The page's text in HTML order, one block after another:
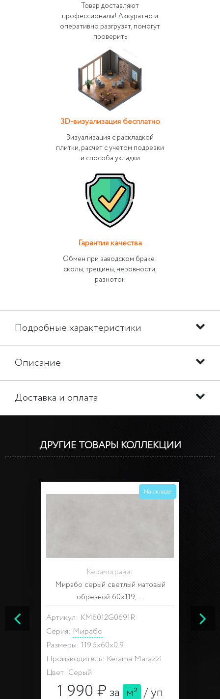
Товар доставляют
профессионалы! Аккуратно и
оперативно разгрузят, помогут
проверить
3D-визуализация бесплатно
Визуализация с раскладкой
плитки, расчет с учетом подрезки
и способа укладки
Гарантия качества
Обмен при заводском браке:
сколы, трещины, неровности,
разнотон
Подробные характеристики
Описание
Доставка и оплата
ДРУГИЕ ТОВАРЫ КОЛЛЕКЦИИ
На складе
Керамогранит
Мирабо серый светлый матовый
обрезной 60x119,...
Артикул: KM6012G0691R
Серия: Мирабо
Размеры: 119.5x60x0.9
Производитель: Kerama Marazzi
Цвет: Серый
1 990 ₽за м² /уп